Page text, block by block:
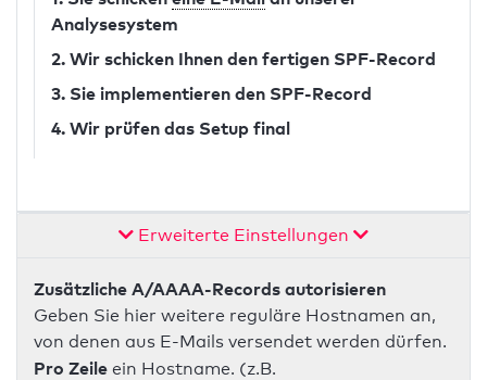
Analysesystem
2. Wir schicken Ihnen den fertigen SPF-Record
3. Sie implementieren den SPF-Record
4. Wir prüfen das Setup final
Erweiterte Einstellungen
Zusätzliche A/AAAA-Records autorisieren
Geben Sie hier weitere reguläre Hostnamen an,
von denen aus E-Mails versendet werden dürfen.
Pro Zeile ein Hostname. (z.B.